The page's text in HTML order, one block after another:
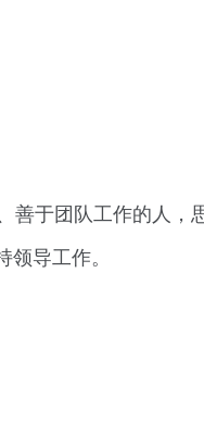
善于团队工作的人
导工作。